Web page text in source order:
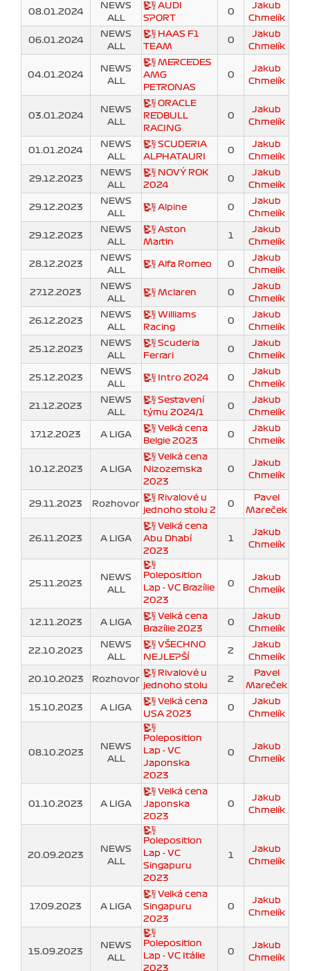
08.01.2024
NEWS
ALL
AUDI
SPORT
0
Jakub
Chmelík
06.01.2024
NEWS
ALL
HAAS F1
TEAM
0
Jakub
Chmelík
04.01.2024
NEWS
ALL
MERCEDES
AMG
PETRONAS
0
Jakub
Chmelík
03.01.2024
NEWS
ALL
ORACLE
REDBULL
RACING
0
Jakub
Chmelík
01.01.2024
NEWS
ALL
SCUDERIA
ALPHATAURI
0
Jakub
Chmelík
29.12.2023
NEWS
ALL
NOVÝ ROK
2024
0
Jakub
Chmelík
29.12.2023
NEWS
ALL
Alpine 0
Jakub
Chmelík
29.12.2023
NEWS
ALL
Aston
Martin
1
Jakub
Chmelík
28.12.2023
NEWS
ALL
Alfa Romeo 0
Jakub
Chmelík
27.12.2023
NEWS
ALL
Mclaren 0
Jakub
Chmelík
26.12.2023
NEWS
ALL
Williams
Racing
0
Jakub
Chmelík
25.12.2023
NEWS
ALL
Scuderia
Ferrari
0
Jakub
Chmelík
25.12.2023
NEWS
ALL
Intro 2024 0
Jakub
Chmelík
21.12.2023
NEWS
ALL
Sestavení
týmu 2024/1
0
Jakub
Chmelík
17.12.2023 A LIGA
Velká cena
Belgie 2023
0
Jakub
Chmelík
10.12.2023 A LIGA
Velká cena
Nizozemska
2023
0
Jakub
Chmelík
29.11.2023 Rozhovor
Rivalové u
jednoho stolu 2
0
Pavel
Mareček
26.11.2023 A LIGA
Velká cena
Abu Dhabí
2023
1
Jakub
Chmelík
25.11.2023
NEWS
ALL
Poleposition
Lap - VC Brazílie
2023
0
Jakub
Chmelík
12.11.2023 A LIGA
Velká cena
Brazílie 2023
0
Jakub
Chmelík
22.10.2023
NEWS
ALL
VŠECHNO
NEJLEPŠÍ
2
Jakub
Chmelík
20.10.2023 Rozhovor
Rivalové u
jednoho stolu
2
Pavel
Mareček
15.10.2023 A LIGA
Velká cena
USA 2023
0
Jakub
Chmelík
08.10.2023
NEWS
ALL
Poleposition
Lap - VC
Japonska
2023
0
Jakub
Chmelík
01.10.2023 A LIGA
Velká cena
Japonska
2023
0
Jakub
Chmelík
20.09.2023
NEWS
ALL
Poleposition
Lap - VC
Singapuru
2023
1
Jakub
Chmelík
17.09.2023 A LIGA
Velká cena
Singapuru
2023
0
Jakub
Chmelík
15.09.2023
NEWS
ALL
Poleposition
Lap - VC Itálie
2023
0
Jakub
Chmelík